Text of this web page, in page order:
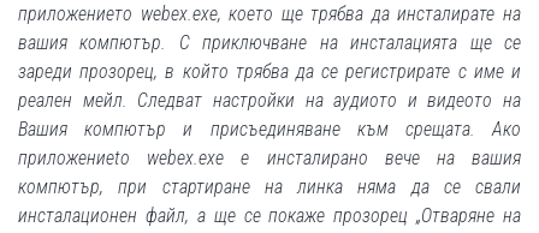
приложението webex.exe, което ще трябва да инсталирате на
вашия компютър. С приключване на инсталацията ще се
зареди прозорец, в който трябва да се регистрирате с име и
реален мейл. Следват настройки на аудиото и видеото на
Вашия компютър и присъединяване към срещата. Ако
приложениеto webex.exe е инсталирано вече на вашия
компютър, при стартиране на линка няма да се свали
инсталационен файл, а ще се покаже прозорец „Отваряне на